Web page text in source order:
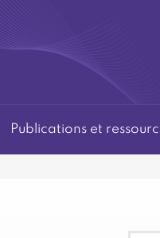
Publications et